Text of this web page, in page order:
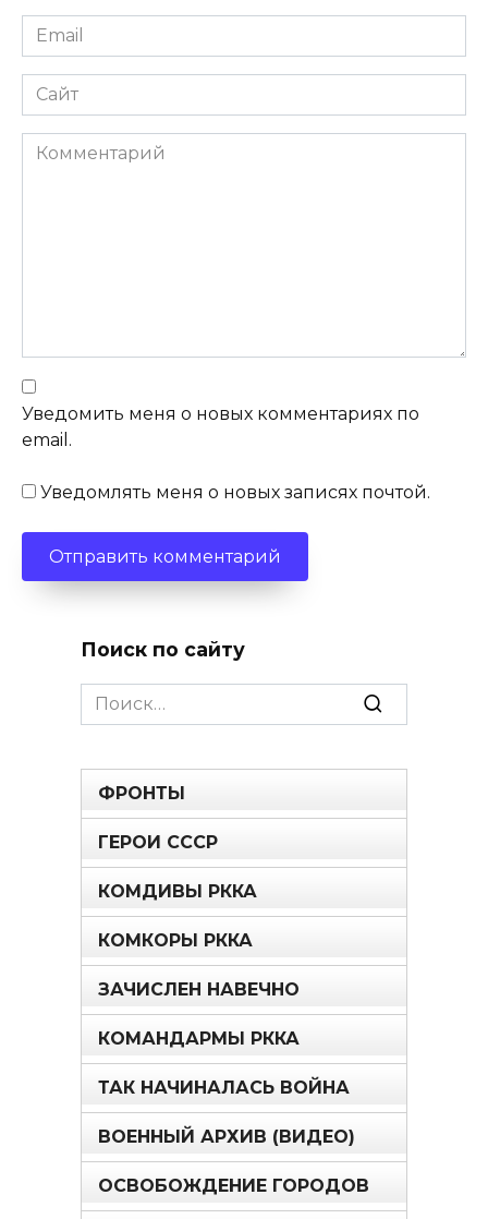
Email
Сайт
Комментарий
Уведомить меня о новых комментариях по
email.
Уведомлять меня о новых записях почтой.
Поиск по сайту
Search
for:
ФРОНТЫ
ГЕРОИ СССР
КОМДИВЫ РККА
КОМКОРЫ РККА
ЗАЧИСЛЕН НАВЕЧНО
КОМАНДАРМЫ РККА
ТАК НАЧИНАЛАСЬ ВОЙНА
ВОЕННЫЙ АРХИВ (ВИДЕО)
ОСВОБОЖДЕНИЕ ГОРОДОВ